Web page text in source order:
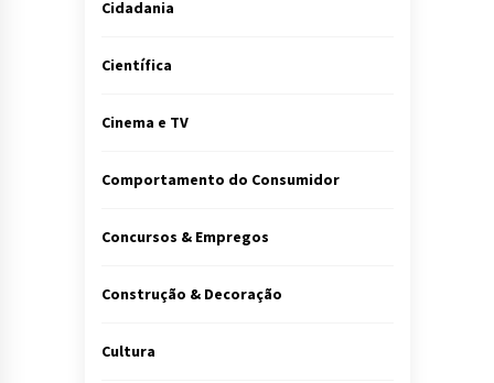
Cidadania
Científica
Cinema e TV
Comportamento do Consumidor
Concursos & Empregos
Construção & Decoração
Cultura